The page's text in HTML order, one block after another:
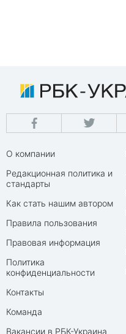
О компании
Редакционная политика и
стандарты
Как стать нашим автором
Правила пользования
Правовая информация
Политика
конфиденциальности
Контакты
Команда
Вакансии в РБК-Украина